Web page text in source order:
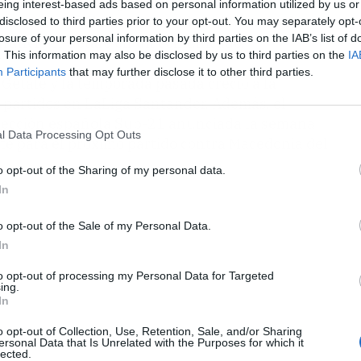
interest-based ads based on personal information utilized by us
to third parties prior to your opt-out. You may separately
of your personal information by third parties on the IAB’s list of
This information may also be disclosed by us to third parties on the
Participants that may further disclose it to other third parties.
Data Processing Opt Outs
opt-out of the Sharing of my personal data.
opt-out of the Sale of my Personal Data.
opt-out of processing my Personal Data for Targeted
opt-out of Collection, Use, Retention, Sale, and/or Sharing
Data that Is Unrelated with the Purposes for which it
ambas entidades. La entidad blanca tendrá
el Getafe en un comunicado.
y la temporada pasada creció a la
en LaLiga Santander. Además, el
española Sub-21 anunciada la semana
para el próximo partido contra Macedonia del